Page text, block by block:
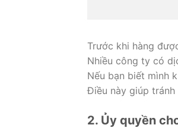
Trước khi hàng
Nhiều công ty có
Nếu bạn biết mình
Điều này giúp tránh
2. Ủy quyền